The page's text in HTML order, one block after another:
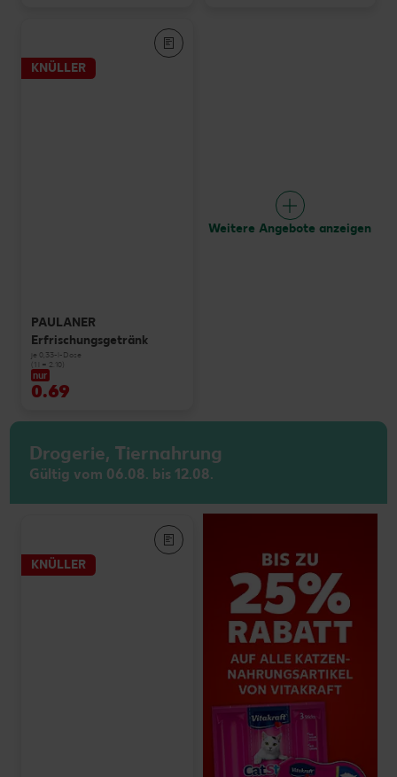
KNÜLLER
PAULANER
Erfrischungsgetränk
je 0,33-l-Dose
(1 l = 2.10)
nur
0.69
Weitere Angebote anzeigen
Drogerie, Tiernahrung
Gültig vom 06.08. bis 12.08.
KNÜLLER